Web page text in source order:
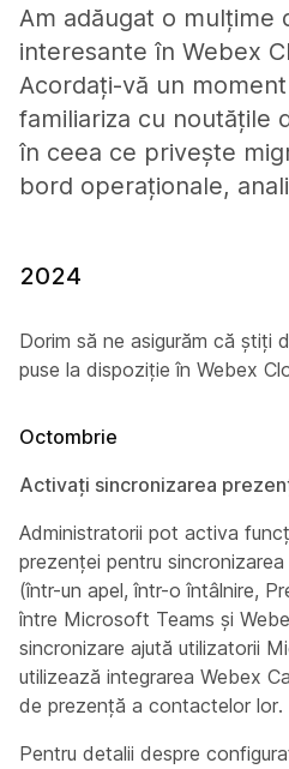
Am adăugat o mulțime
interesante în Webex
Acordați-vă un
familiariza cu noutățile
în ceea ce privește
bord operaționale,
2024
Dorim să ne asigurăm că știți
puse la dispoziție în Webex
Octombrie
Activați sincronizarea
Administratorii pot activa
prezenței pentru
(într-un apel, într-o întâlnire,
între Microsoft Teams și
sincronizare ajută utilizatorii
utilizează integrarea Webex
de prezență a contactelor lor.
Pentru detalii despre